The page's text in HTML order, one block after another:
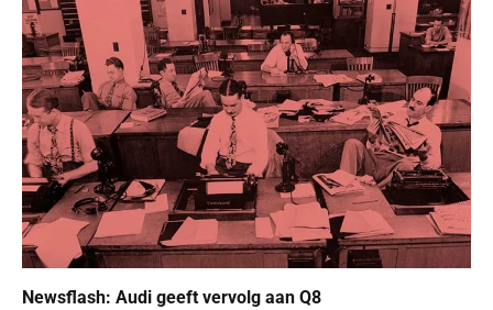
Newsflash: Audi geeft vervolg aan Q8